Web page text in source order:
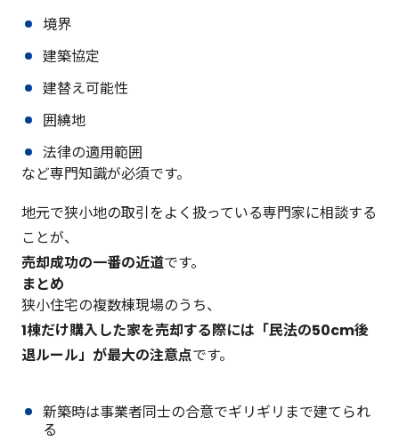
境界
建築協定
建替え可能性
囲繞地
法律の適用範囲
など専門知識が必須です。
地元で狭小地の取引をよく扱っている専門家に相談する
ことが、
売却成功の一番の近道です。
まとめ
狭小住宅の複数棟現場のうち、
1棟だけ購入した家を売却する際には「民法の50cm後
退ルール」が最大の注意点です。
新築時は事業者同士の合意でギリギリまで建てられ
る